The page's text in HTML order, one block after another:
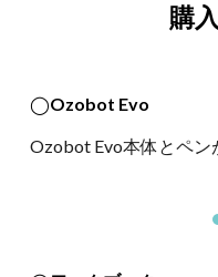
購
◯Ozobot Evo
Ozobot Evo本体とペン